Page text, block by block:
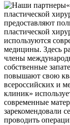
пластической
предоставляют
пластической
используются
медицины. Здесь
члены
собственные
повышают свою
всероссийских и
клиник»
современные
зарекомендовали
проводить